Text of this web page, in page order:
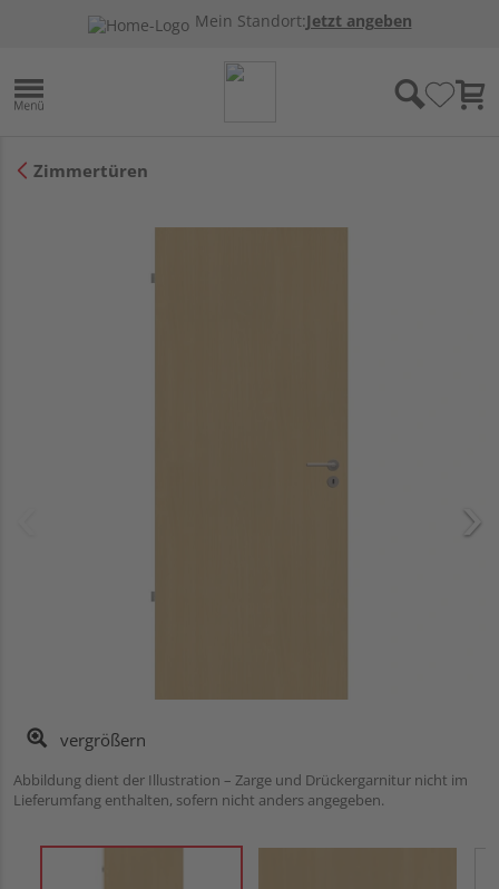
Mein Standort:Jetzt angeben
Zimmertüren
vergrößern
Abbildung dient der Illustration – Zarge und Drückergarnitur nicht im
Lieferumfang enthalten, sofern nicht anders angegeben.